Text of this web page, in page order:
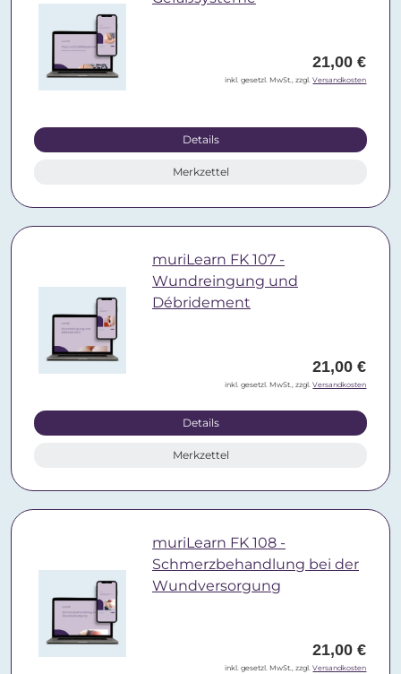
21,00 €
inkl. gesetzl. MwSt., zzgl.Versandkosten
Details
Merkzettel
muriLearn FK 107 -
Wundreingung und
Débridement
21,00 €
inkl. gesetzl. MwSt., zzgl.Versandkosten
Details
Merkzettel
muriLearn FK 108 -
Schmerzbehandlung bei der
Wundversorgung
21,00 €
inkl. gesetzl. MwSt., zzgl.Versandkosten